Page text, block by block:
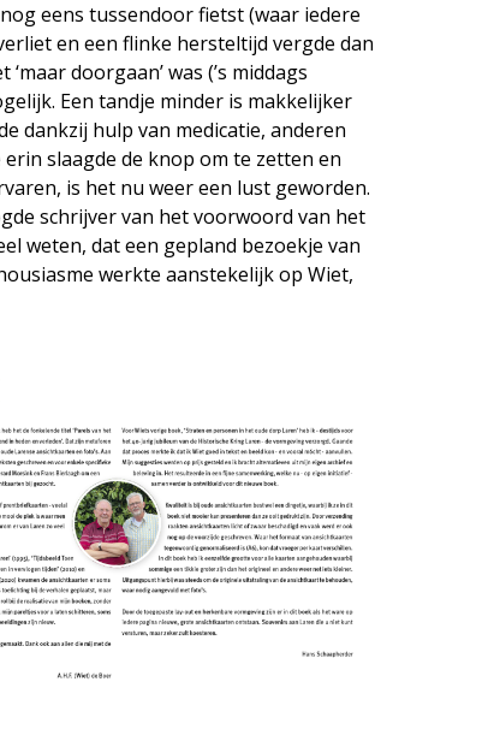
eens tussendoor fietst (waar iedere
en een flinke hersteltijd vergde dan
doorgaan’ was (’s middags
Een tandje minder is makkelijker
dankzij hulp van medicatie, anderen
slaagde de knop om te zetten en
is het nu weer een lust geworden.
schrijver van het voorwoord van het
weten, dat een gepland bezoekje van
werkte aanstekelijk op Wiet,